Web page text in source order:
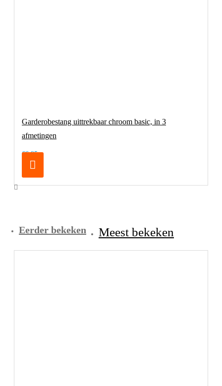
Garderobestang uittrekbaar chroom basic, in 3
afmetingen
€6,95
Eerder bekeken Meest bekeken